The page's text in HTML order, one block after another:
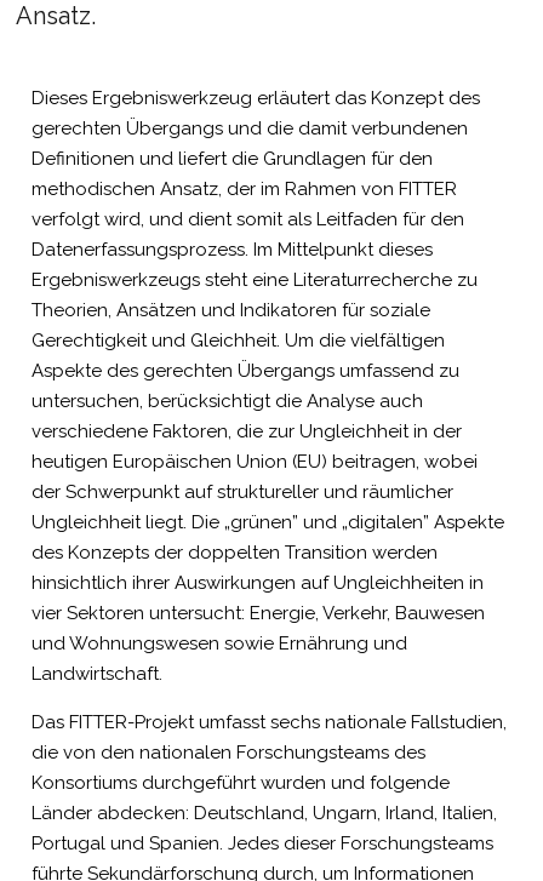
Ansatz.
Dieses Ergebniswerkzeug erläutert das Konzept des
gerechten Übergangs und die damit verbundenen
Definitionen und liefert die Grundlagen für den
methodischen Ansatz, der im Rahmen von FITTER
verfolgt wird, und dient somit als Leitfaden für den
Datenerfassungsprozess. Im Mittelpunkt dieses
Ergebniswerkzeugs steht eine Literaturrecherche zu
Theorien, Ansätzen und Indikatoren für soziale
Gerechtigkeit und Gleichheit. Um die vielfältigen
Aspekte des gerechten Übergangs umfassend zu
untersuchen, berücksichtigt die Analyse auch
verschiedene Faktoren, die zur Ungleichheit in der
heutigen Europäischen Union (EU) beitragen, wobei
der Schwerpunkt auf struktureller und räumlicher
Ungleichheit liegt. Die „grünen” und „digitalen” Aspekte
des Konzepts der doppelten Transition werden
hinsichtlich ihrer Auswirkungen auf Ungleichheiten in
vier Sektoren untersucht: Energie, Verkehr, Bauwesen
und Wohnungswesen sowie Ernährung und
Landwirtschaft.
Das FITTER-Projekt umfasst sechs nationale Fallstudien,
die von den nationalen Forschungsteams des
Konsortiums durchgeführt wurden und folgende
Länder abdecken: Deutschland, Ungarn, Irland, Italien,
Portugal und Spanien. Jedes dieser Forschungsteams
führte Sekundärforschung durch, um Informationen